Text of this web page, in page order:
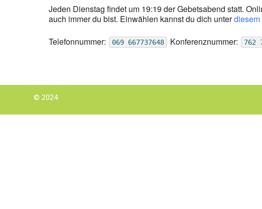
Jeden Dienstag findet um 19:19 der Gebetsabend statt.
auch immer du bist. Einwählen kannst du dich unter
Telefonnummer:
069 667737648 Konferenznummer: 762
© 2024